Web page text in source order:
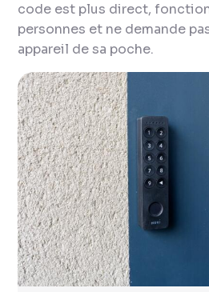
code est plus direct,
personnes et ne demande
appareil de sa poche.